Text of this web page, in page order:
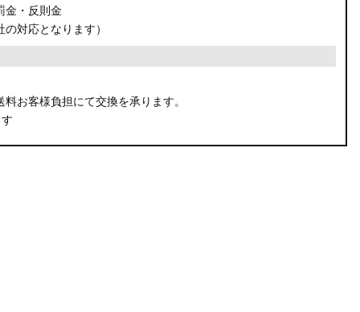
金・反則金
対応となります）
お客様負担にて交換を承ります。